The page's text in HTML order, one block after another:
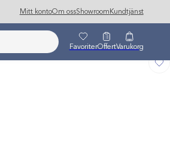
Mitt kontoOm ossShowroom Kundtjänst
FavoriterOffertVarukorg